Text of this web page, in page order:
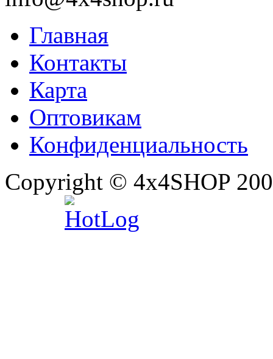
Главная
Контакты
Карта
Оптовикам
Конфиденциальность
Copyright © 4x4SHOP